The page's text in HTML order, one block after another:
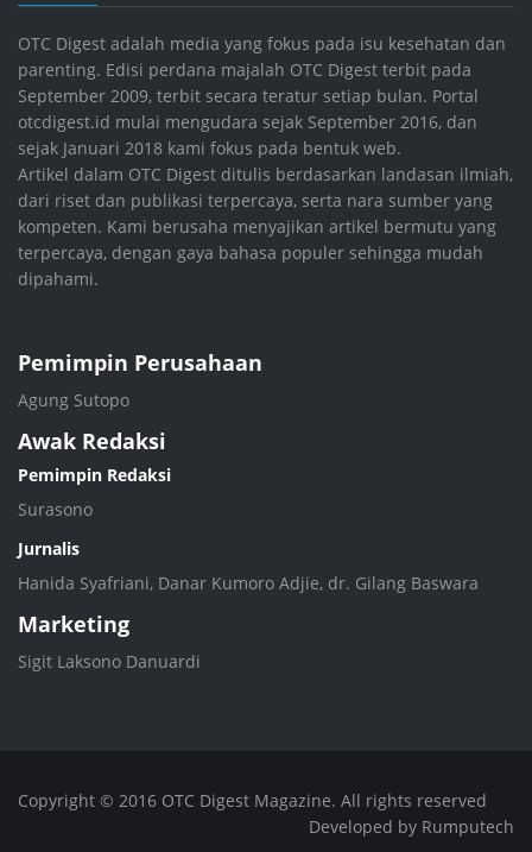
OTC Digest adalah media yang fokus pada isu kesehatan dan
parenting. Edisi perdana majalah OTC Digest terbit pada
September 2009, terbit secara teratur setiap bulan. Portal
otcdigest.id mulai mengudara sejak September 2016, dan
sejak Januari 2018 kami fokus pada bentuk web.
Artikel dalam OTC Digest ditulis berdasarkan landasan ilmiah,
dari riset dan publikasi terpercaya, serta nara sumber yang
kompeten. Kami berusaha menyajikan artikel bermutu yang
terpercaya, dengan gaya bahasa populer sehingga mudah
dipahami.
Pemimpin Perusahaan
Agung Sutopo
Awak Redaksi
Pemimpin Redaksi
Surasono
Jurnalis
Hanida Syafriani, Danar Kumoro Adjie, dr. Gilang Baswara
Marketing
Sigit Laksono Danuardi
Copyright © 2016 OTC Digest Magazine. All rights reserved
Developed by Rumputech